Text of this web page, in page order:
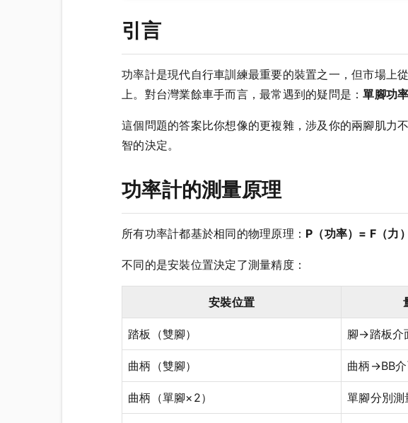
引言
功率計是現代自行車訓練最重要的裝置之一，但市場
上。對台灣業餘車手而言，最常遇到的疑問是：單腳功
這個問題的答案比你想像的更複雜，涉及你的兩腳肌力
智的決定。
功率計的測量原理
所有功率計都基於相同的物理原理： P（功率）= F（力
不同的是安裝位置決定了測量精度：
安裝位置
踏板（雙腳） 腳→踏板介
曲柄（雙腳） 曲柄→BB
曲柄（單腳×2） 單腳分別測